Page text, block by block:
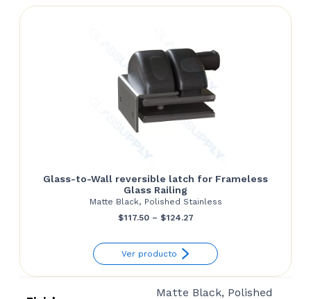
Glass-to-Wall reversible latch for Frameless
Glass Railing
Matte Black, Polished Stainless
$117.50 – $124.27Price
$117.50
through
$124.27
Ver producto
Matte Black, Polished